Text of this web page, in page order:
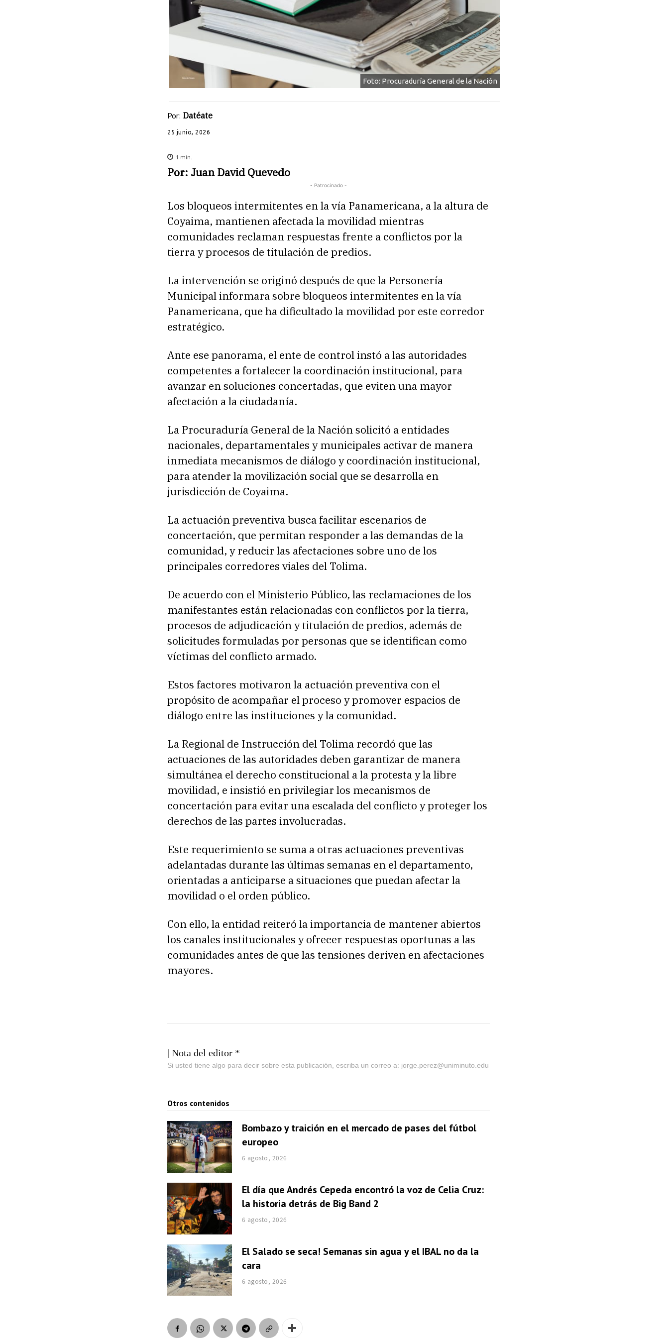
Foto: Procuraduría General de la Nación
Por: Datéate
25 junio, 2026
1 min.
Por: Juan David Quevedo
- Patrocinado -
Los bloqueos intermitentes en la vía Panamericana, a la altura de
Coyaima, mantienen afectada la movilidad mientras
comunidades reclaman respuestas frente a conflictos por la
tierra y procesos de titulación de predios.
La intervención se originó después de que la Personería
Municipal informara sobre bloqueos intermitentes en la vía
Panamericana, que ha dificultado la movilidad por este corredor
estratégico.
Ante ese panorama, el ente de control instó a las autoridades
competentes a fortalecer la coordinación institucional, para
avanzar en soluciones concertadas, que eviten una mayor
afectación a la ciudadanía.
La Procuraduría General de la Nación solicitó a entidades
nacionales, departamentales y municipales activar de manera
inmediata mecanismos de diálogo y coordinación institucional,
para atender la movilización social que se desarrolla en
jurisdicción de Coyaima.
La actuación preventiva busca facilitar escenarios de
concertación, que permitan responder a las demandas de la
comunidad, y reducir las afectaciones sobre uno de los
principales corredores viales del Tolima.
De acuerdo con el Ministerio Público, las reclamaciones de los
manifestantes están relacionadas con conflictos por la tierra,
procesos de adjudicación y titulación de predios, además de
solicitudes formuladas por personas que se identifican como
víctimas del conflicto armado.
Estos factores motivaron la actuación preventiva con el
propósito de acompañar el proceso y promover espacios de
diálogo entre las instituciones y la comunidad.
La Regional de Instrucción del Tolima recordó que las
actuaciones de las autoridades deben garantizar de manera
simultánea el derecho constitucional a la protesta y la libre
movilidad, e insistió en privilegiar los mecanismos de
concertación para evitar una escalada del conflicto y proteger los
derechos de las partes involucradas.
Este requerimiento se suma a otras actuaciones preventivas
adelantadas durante las últimas semanas en el departamento,
orientadas a anticiparse a situaciones que puedan afectar la
movilidad o el orden público.
Con ello, la entidad reiteró la importancia de mantener abiertos
los canales institucionales y ofrecer respuestas oportunas a las
comunidades antes de que las tensiones deriven en afectaciones
mayores.
| Nota del editor *
Si usted tiene algo para decir sobre esta publicación, escriba un correo a: jorge.perez@uniminuto.edu
Otros contenidos
Bombazo y traición en el mercado de pases del fútbol
europeo
6 agosto, 2026
El día que Andrés Cepeda encontró la voz de Celia Cruz:
la historia detrás de Big Band 2
6 agosto, 2026
El Salado se seca! Semanas sin agua y el IBAL no da la
cara
6 agosto, 2026